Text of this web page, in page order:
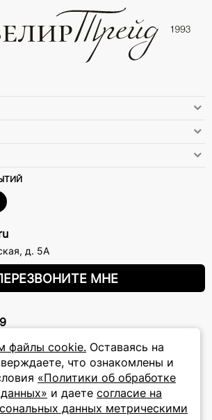
файлы cookie. Оставаясь на
что ознакомлены и
«Политики об обработке
и даете согласие на
данных метрическими
д. 5А
МНЕ
Подписаться на новости